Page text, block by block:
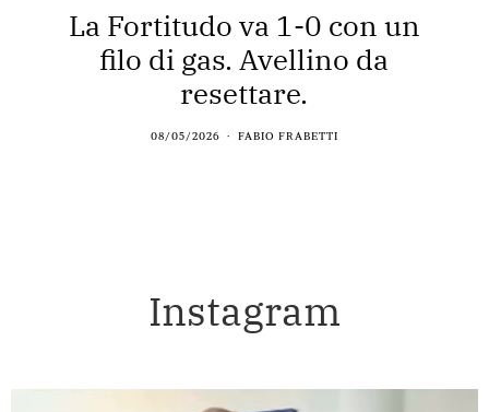
La Fortitudo va 1-0 con un
filo di gas. Avellino da
resettare.
08/05/2026 FABIO FRABETTI
Instagram